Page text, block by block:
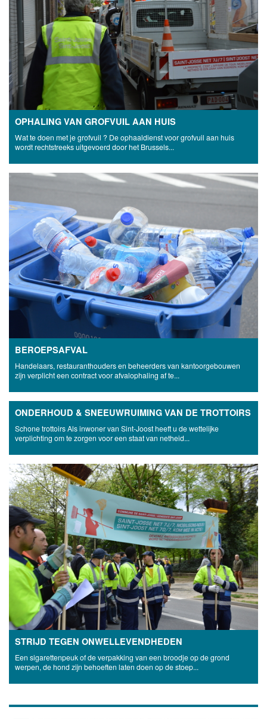
OPHALING VAN GROFVUIL AAN HUIS
Wat te doen met je grofvuil ? De ophaaldienst voor grofvuil aan huis
wordt rechtstreeks uitgevoerd door het Brussels...
BEROEPSAFVAL
Handelaars, restauranthouders en beheerders van kantoorgebouwen
zijn verplicht een contract voor afvalophaling af te...
ONDERHOUD & SNEEUWRUIMING VAN DE TROTTOIRS
Schone trottoirs Als inwoner van Sint-Joost heeft u de wettelijke
verplichting om te zorgen voor een staat van netheid...
STRIJD TEGEN ONWELLEVENDHEDEN
Een sigarettenpeuk of de verpakking van een broodje op de grond
werpen, de hond zijn behoeften laten doen op de stoep...